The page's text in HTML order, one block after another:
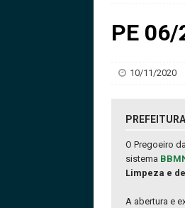
PE
10/11/2020
O Pregoeiro
sistema
Limpeza e
A abertura e